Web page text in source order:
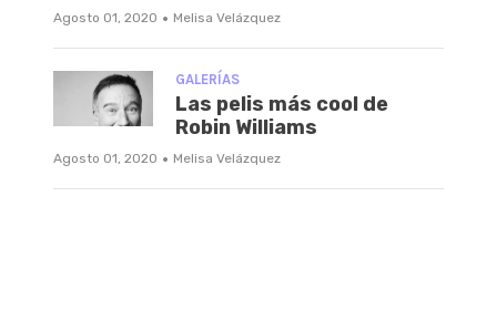
Agosto 01, 2020 · Melisa Velázquez
GALERÍAS
Las pelis más cool de
Robin Williams
Agosto 01, 2020 · Melisa Velázquez